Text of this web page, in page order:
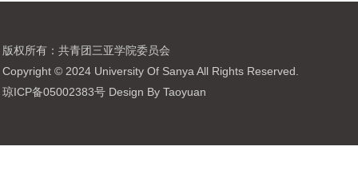
版权所有：共青团三亚学院委员会
Copyright © 2024 University Of Sanya All Rights Reserved.
琼ICP备05002383号 Design By Taoyuan